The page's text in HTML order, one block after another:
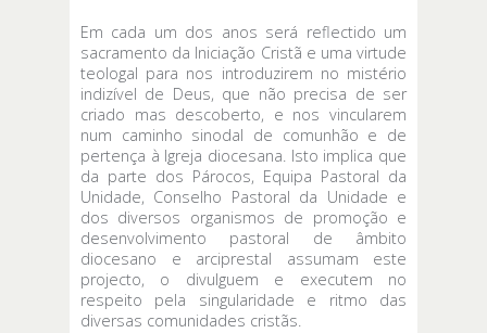
Em cada um dos anos será reflectido um
sacramento da Iniciação Cristã e uma virtude
teologal para nos introduzirem no mistério
indizível de Deus, que não precisa de ser
criado mas descoberto, e nos vincularem
num caminho sinodal de comunhão e de
pertença à Igreja diocesana. Isto implica que
da parte dos Párocos, Equipa Pastoral da
Unidade, Conselho Pastoral da Unidade e
dos diversos organismos de promoção e
desenvolvimento pastoral de âmbito
diocesano e arciprestal assumam este
projecto, o divulguem e executem no
respeito pela singularidade e ritmo das
diversas comunidades cristãs.